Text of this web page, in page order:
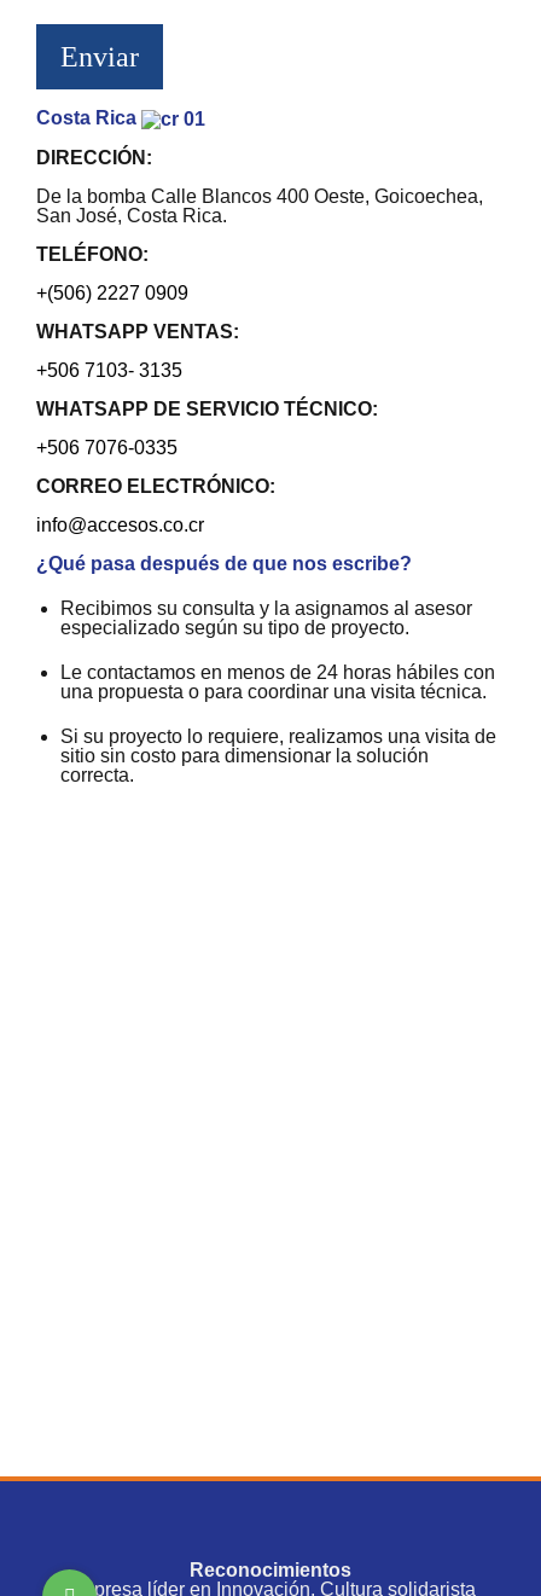
Costa Rica
DIRECCIÓN:
De la bomba Calle Blancos 400 Oeste, Goicoechea,
San José, Costa Rica.
TELÉFONO:
+(506) 2227 0909
WHATSAPP VENTAS:
+506 7103- 3135
WHATSAPP DE SERVICIO TÉCNICO:
+506 7076-0335
CORREO ELECTRÓNICO:
info@accesos.co.cr
¿Qué pasa después de que nos escribe?
Recibimos su consulta y la asignamos al asesor
especializado según su tipo de proyecto.
Le contactamos en menos de 24 horas hábiles con
una propuesta o para coordinar una visita técnica.
Si su proyecto lo requiere, realizamos una visita de
sitio sin costo para dimensionar la solución
correcta.
Reconocimientos
Empresa líder en Innovación, Cultura solidarista